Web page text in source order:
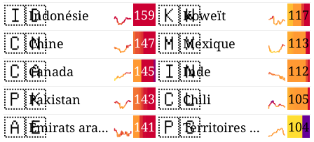
🇮🇩 159
Indonésie
🇨🇳 147
Chine
🇨🇦 145
Canada
🇵🇰 143
Pakistan
🇦🇪 141
Émirats arabes unis
🇰🇼 117
Koweït
🇲🇽 113
Mexique
🇮🇳 112
Inde
🇨🇱 105
Chili
🇵🇸 104
Territoires palestiniens